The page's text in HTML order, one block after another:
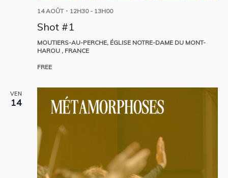
14 AOÛT・12H30- 13H00
Shot #1
MOUTIERS-AU-PERCHE, ÉGLISE NOTRE-DAME DU MONT-
HAROU , FRANCE
FREE
VEN
14